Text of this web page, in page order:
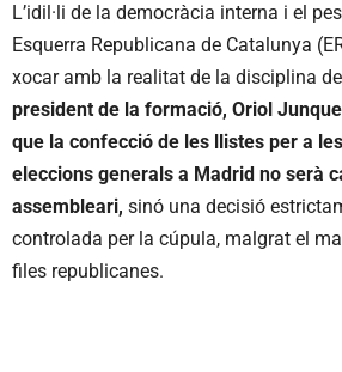
L’idil·li de la democràcia interna i el
Esquerra Republicana de Catalunya
xocar amb la realitat de la disciplina
president de la formació, Oriol
que la confecció de les llistes per a
eleccions generals a Madrid no serà
assembleari, sinó una decisió
controlada per la cúpula, malgrat el
files republicanes.